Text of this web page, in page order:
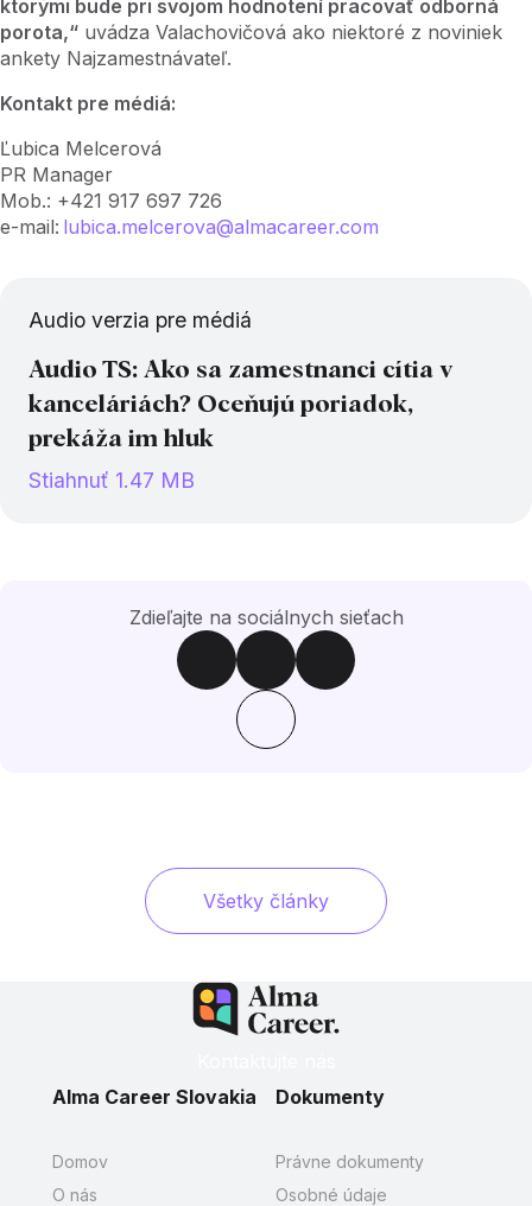
ktorými bude pri svojom hodnotení pracovať odborná
porota,“ uvádza Valachovičová ako niektoré z noviniek
ankety Najzamestnávateľ.
Kontakt pre médiá:
Ľubica Melcerová
PR Manager
Mob.: +421 917 697 726
e-mail: lubica.melcerova@almacareer.com
Audio verzia pre médiá
Audio TS: Ako sa zamestnanci cítia v
kanceláriách? Oceňujú poriadok,
prekáža im hluk
Stiahnuť 1.47 MB
Zdieľajte na sociálnych sieťach
Všetky články
Alma Career Slovakia
Domov
O nás
Dokumenty
Právne dokumenty
Osobné údaje